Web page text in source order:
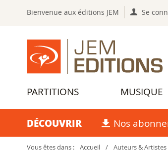
Bienvenue aux éditions JEM Se
PARTITIONS MUSIQUE
DÉCOUVRIR Nos
Vous êtes dans : Accueil / Auteurs & Artistes